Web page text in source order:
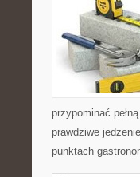
przypominać
prawdziwe
punktach